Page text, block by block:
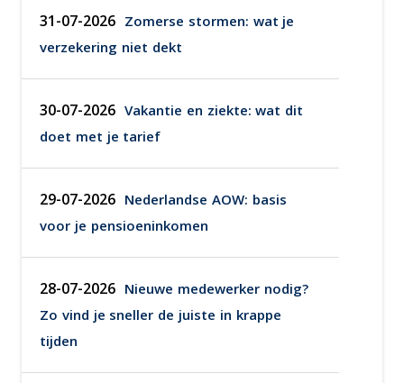
31-07-2026 Zomerse stormen: wat je
verzekering niet dekt
30-07-2026 Vakantie en ziekte: wat dit
doet met je tarief
29-07-2026 Nederlandse AOW: basis
voor je pensioeninkomen
28-07-2026 Nieuwe medewerker nodig?
Zo vind je sneller de juiste in krappe
tijden